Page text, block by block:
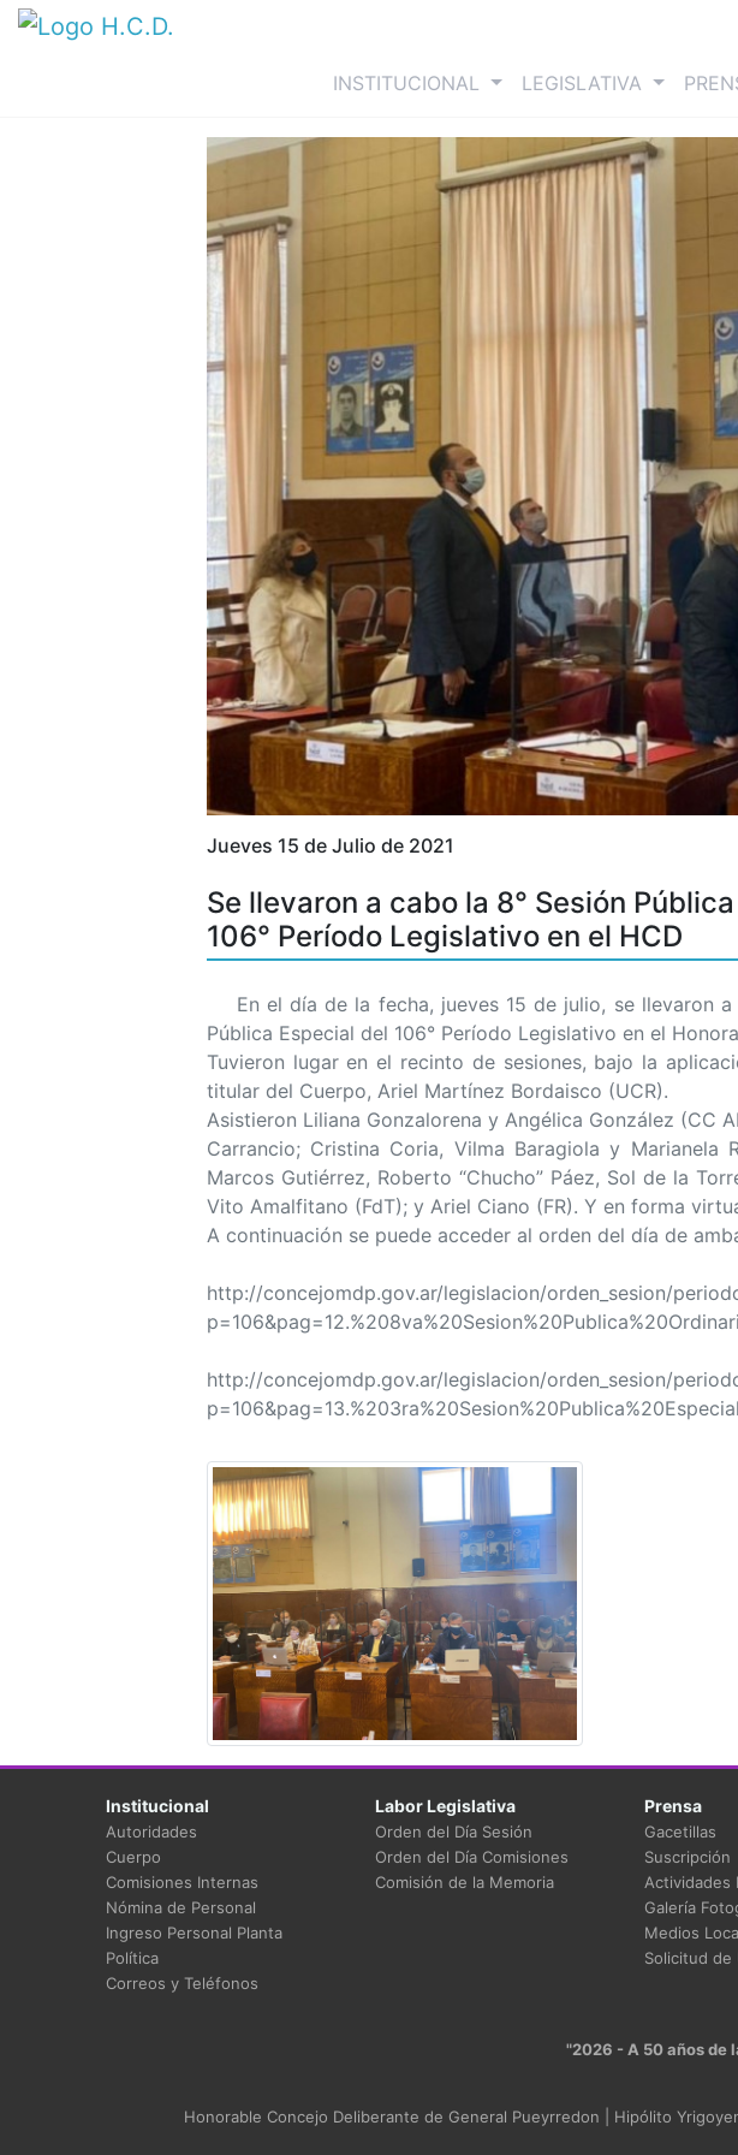
INSTITUCIONAL (current)LEGISLATIVA
Jueves 15 de Julio de 2021
Se llevaron a cabo la 8° Sesión
106° Período Legislativo en el HCD
En el día de la fecha, jueves 15 de julio, se llevaron a
Pública Especial del 106° Período Legislativo en el
Tuvieron lugar en el recinto de sesiones, bajo la
titular del Cuerpo, Ariel Martínez Bordaisco (UCR).
Asistieron Liliana Gonzalorena y Angélica González (CC
Carrancio; Cristina Coria, Vilma Baragiola y Marianela
Marcos Gutiérrez, Roberto “Chucho” Páez, Sol de la
Vito Amalfitano (FdT); y Ariel Ciano (FR). Y en forma
A continuación se puede acceder al orden del día de
http://concejomdp.gov.ar/legislacion/orden_sesion/
http://concejomdp.gov.ar/legislacion/orden_sesion/
Institucional
Autoridades
Cuerpo
Comisiones Internas
Nómina de Personal
Ingreso Personal Planta
Política
Correos y Teléfonos
Labor Legislativa
Orden del Día Sesión
Orden del Día Comisiones
Comisión de la Memoria
Prensa
Gacetillas
Suscripción
Actividades
Galería
Medios
Solicitud de
"2026 - A 50 años de
Honorable Concejo Deliberante de General Pueyrredon | Hipólito